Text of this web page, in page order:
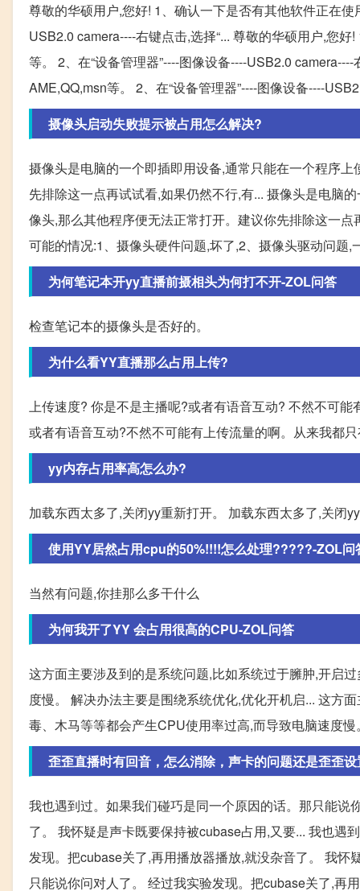
尊敬的华硕用户,您好! 1、确认一下是否有其他软件正在
USB2.0 camera----右键点击,选择“... 尊敬的华硕用户,您
等。 2、在“设备管理器”----图像设备----USB2.0
AME,QQ,msn等。 2、在“设备管理器”----图像设备----
摄像头启动失败提示被占用怎么解决?
摄像头是电脑的一个即插即用设备,通常只能在一个程序
先排除这一点再试试看,如果仍然不行,有... 摄像头是电脑
像头,那么其他程序便无法正常打开。建议你先排除这一
可能的情况:1、摄像头硬件问题,坏了,2、摄像头驱动问题
为何笔记本开yy直播前摄相头为何打不开-ZOL问答
检查笔记本的摄像头是否好的。
为什么看YY直播那么占用上传?
上传速度? 你是不是主播呢?或者有语音互动? 不然不可
或者有语音互动?不然不可能有上传流量的啊。从来我都
yy内存占用率高怎么办?
加载东西太多了,关闭yy重新打开。 加载东西太多了,关闭
使用YY居然占用cpu的50%!!!!怎么处理?????-ZOL问
当然有问题,你挂那么多干什么
为何我开了YY 会占用很高的CPU-ZOL问答
这方面主要涉及到的是系统问题,比如系统过于臃肿,开启
度慢。 解决办法主要是围绕系统优化,优化开机启... 这方
毒、木马等等都会产生CPU使用率过高,而导致电脑速度
歪歪直播时有回音，怎么消除，声卡的问题还是歪歪
我也遇到过。如果我们碰巧是同一个原因的话。那只能
了。 我怀疑是声卡既要保持被cubase占用,又要... 我也遇
发现。把cubase关了,再用播放器播放,就没杂音了。 我
只能说你问对人了。 经过我实验发现。把cubase关了,再